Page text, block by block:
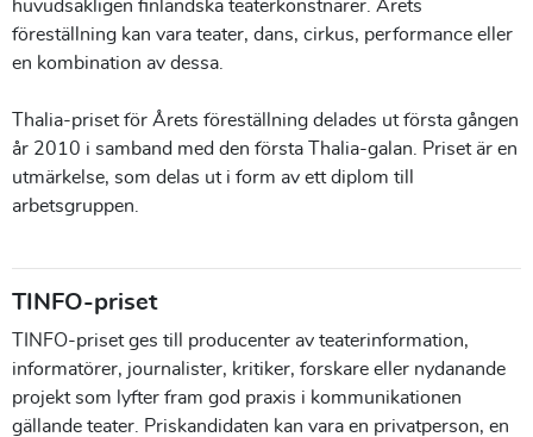
huvudsakligen finländska teaterkonstnärer. Årets
föreställning kan vara teater, dans, cirkus, performance eller
en kombination av dessa.
Thalia-priset för Årets föreställning delades ut första gången
år 2010 i samband med den första Thalia-galan. Priset är en
utmärkelse, som delas ut i form av ett diplom till
arbetsgruppen.
TINFO-priset
TINFO-priset ges till producenter av teaterinformation,
informatörer, journalister, kritiker, forskare eller nydanande
projekt som lyfter fram god praxis i kommunikationen
gällande teater. Priskandidaten kan vara en privatperson, en